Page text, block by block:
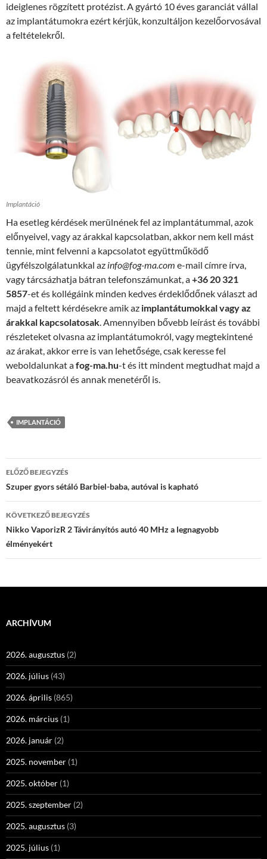
ideiglenes rögzített protézist. A gyártó 10 éves garanciát vállal
az implantátumokra ezért kérjük, konzultáljon kezelőorvosával
a feltételekről.
Implantáció
Ha esetleg kérdések merülnének fel az implantátummal, azok
előnyeivel, vagy az árakkal kapcsolatban, akkor nem kell mást
tennie, mint felvenni a kapcsolatot együttműködő
ügyfélszolgálatunkkal az info@fog-ma.com e-mail címre írva,
vagy tárcsázhatja bátran telefonszámunkat, a+36 20 321
5857-et és kollégáink minden kedves érdeklődőnek választ ad
majd a feltett kérdésekre amik az implantátumokkal vagy az
árakkal kapcsolatosak. Amennyiben bővebb leírást és további
részleteket olvasna az implantátumokról, vagy megtekintené
az árakat, akkor erre is van lehetősége, csak keresse fel
weboldalunkat afog-ma.hu-t és itt mindent megtudhat majd a
beavatkozásról és annak menetéről is.
IMPLANTÁCIÓ
Bejegyzés
navigáció
ELŐZŐ BEJEGYZÉS
Szuper gyors sétáló Barbiel-baba, autóval is kapható
KÖVETKEZŐ BEJEGYZÉS
Nikko VaporizR 2 Távirányítós autó 40 MHz a legnagyobb
élményekért
ARCHÍVUM
2026. augusztus (2)
2026. július (43)
2026. április (865)
2026. március (1)
2026. január (2)
2025. november (1)
2025. október (1)
2025. szeptember (2)
2025. augusztus (3)
2025. július (1)